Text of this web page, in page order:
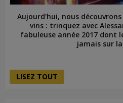
Aujourd'hui, nous
vins : trinquez avec
fabuleuse année 2017 dont
jamais sur
LISEZ TOUT